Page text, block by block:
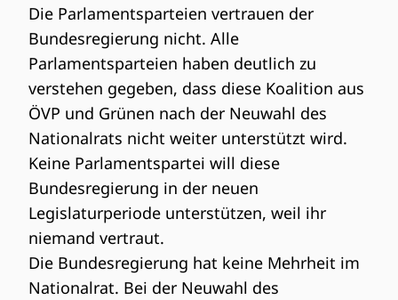
Die Parlamentsparteien vertrauen der
Bundesregierung nicht. Alle
Parlamentsparteien haben deutlich zu
verstehen gegeben, dass diese Koalition aus
ÖVP und Grünen nach der Neuwahl des
Nationalrats nicht weiter unterstützt wird.
Keine Parlamentspartei will diese
Bundesregierung in der neuen
Legislaturperiode unterstützen, weil ihr
niemand vertraut.
Die Bundesregierung hat keine Mehrheit im
Nationalrat. Bei der Neuwahl des